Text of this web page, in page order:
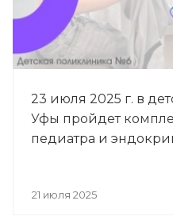
23 июля 2025 г. в
Уфы пройдет
педиатра и
21 июля 2025